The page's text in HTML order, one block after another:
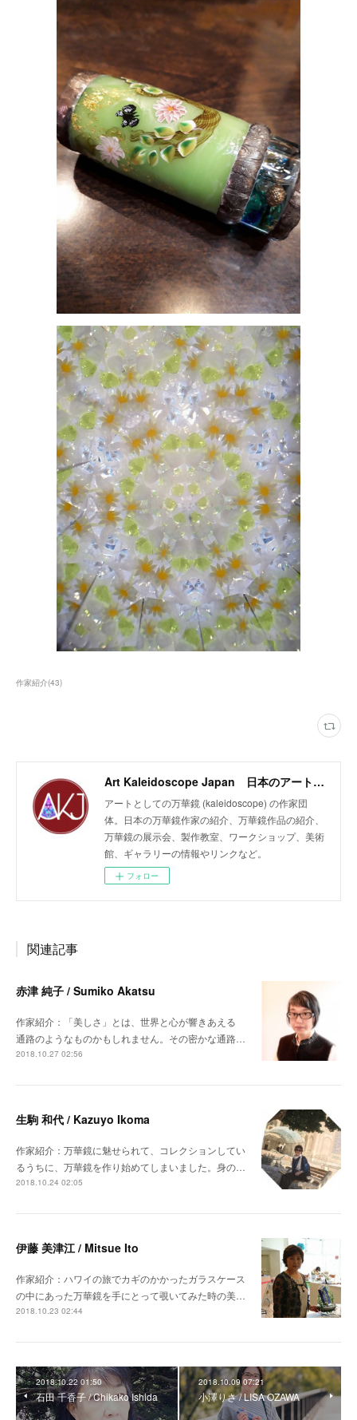
作家紹介(43)
Art Kaleidoscope Japan 日本のアート万華鏡の作家団体
アートとしての万華鏡 (kaleidoscope) の作家団
体。日本の万華鏡作家の紹介、万華鏡作品の紹介、
万華鏡の展示会、製作教室、ワークショップ、美術
館、ギャラリーの情報やリンクなど。
フォロー
関連記事
赤津 純子 / Sumiko Akatsu
作家紹介：「美しさ」とは、世界と心が響きあえる
通路のようなものかもしれません。その密かな通路…
2018.10.27 02:56
生駒 和代 / Kazuyo Ikoma
作家紹介：万華鏡に魅せられて、コレクションしてい
るうちに、万華鏡を作り始めてしまいました。身の…
2018.10.24 02:05
伊藤 美津江 / Mitsue Ito
作家紹介：ハワイの旅でカギのかかったガラスケース
の中にあった万華鏡を手にとって覗いてみた時の美…
2018.10.23 02:44
2018.10.22 01:50
石田 千香子 / Chikako Ishida
2018.10.09 07:21
小澤りさ / LISA OZAWA